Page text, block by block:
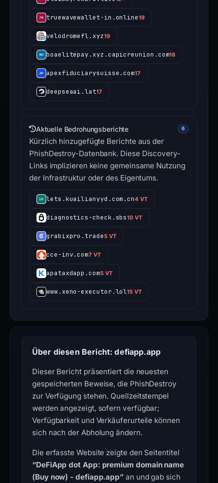
truewavewallet-in.online19
velodromefl.xyz19
boaelitepay.xyz.capicreunion.com18
apexfiduciarysuisse.com17
deepseaai.lat17
Aktuelle Bedrohungsberichte 6
Kürzlich hinzugefügte Berichte aus der
PhishDestroy-Datenbank. Diese Discovery-
Links implizieren keine gemeinsame Nutzung
der Infrastruktur oder des Eigentums.
lets.kuailianyyd.com.cn4 VT
diagnostics-check.sbs10 VT
grabixpro.trade5 VT
cce-inv.com7 VT
apataxdapp.com5 VT
www.xeno-executor.lol15 VT
Über diesen Bericht: defiapp.app
Dieser Bericht präsentiert die neuesten
gespeicherten Beweise, die PhishDestroy
zur Verfügung stehen. Quellzeitstempel
werden angezeigt, sofern verfügbar;
Verfügbarkeit und Verkäuferurteile können
sich nach der Abholung ändern.
Die erfasste Website zeigte den Seitentitel
“DeFiApp dot App: premium domain name
(Buy now) - defiapp.app” an und gab sich